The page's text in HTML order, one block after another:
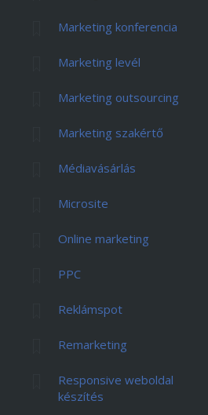
Marketing konferencia
Marketing levél
Marketing outsourcing
Marketing szakértő
Médiavásárlás
Microsite
Online marketing
PPC
Reklámspot
Remarketing
Responsive weboldal
készítés